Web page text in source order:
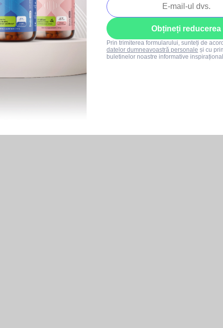
Obțineți reducerea
Prin trimiterea formularului, sunteți de
datelor dumneavoastră personale și cu
buletinelor noastre informative